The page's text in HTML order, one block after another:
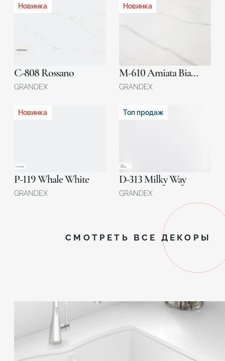
Новинка
C-808 Rossano
GRANDEX
Новинка
M-610 Amiata Bianca
GRANDEX
Новинка
P-119 Whale White
GRANDEX
Топ продаж
D-313 Milky Way
GRANDEX
СМОТРЕТЬ ВСЕ ДЕКОРЫ